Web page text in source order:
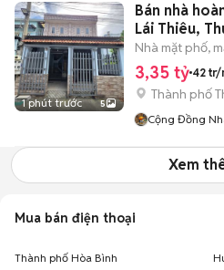
1 phút trước 5
Bán nhà
Lái Thiêu,
Nhà mặt phố,
3,35 tỷ 42 tr/
Thành phố
Cộng Đồng
Xem
Mua bán điện thoại
Thành phố Hòa Bình